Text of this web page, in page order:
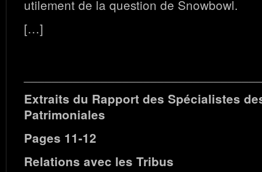
utilement de la question de Snowbowl.
[…]
Extraits du Rapport des Spécialistes
Patrimoniales
Pages 11-12
Relations avec les Tribus